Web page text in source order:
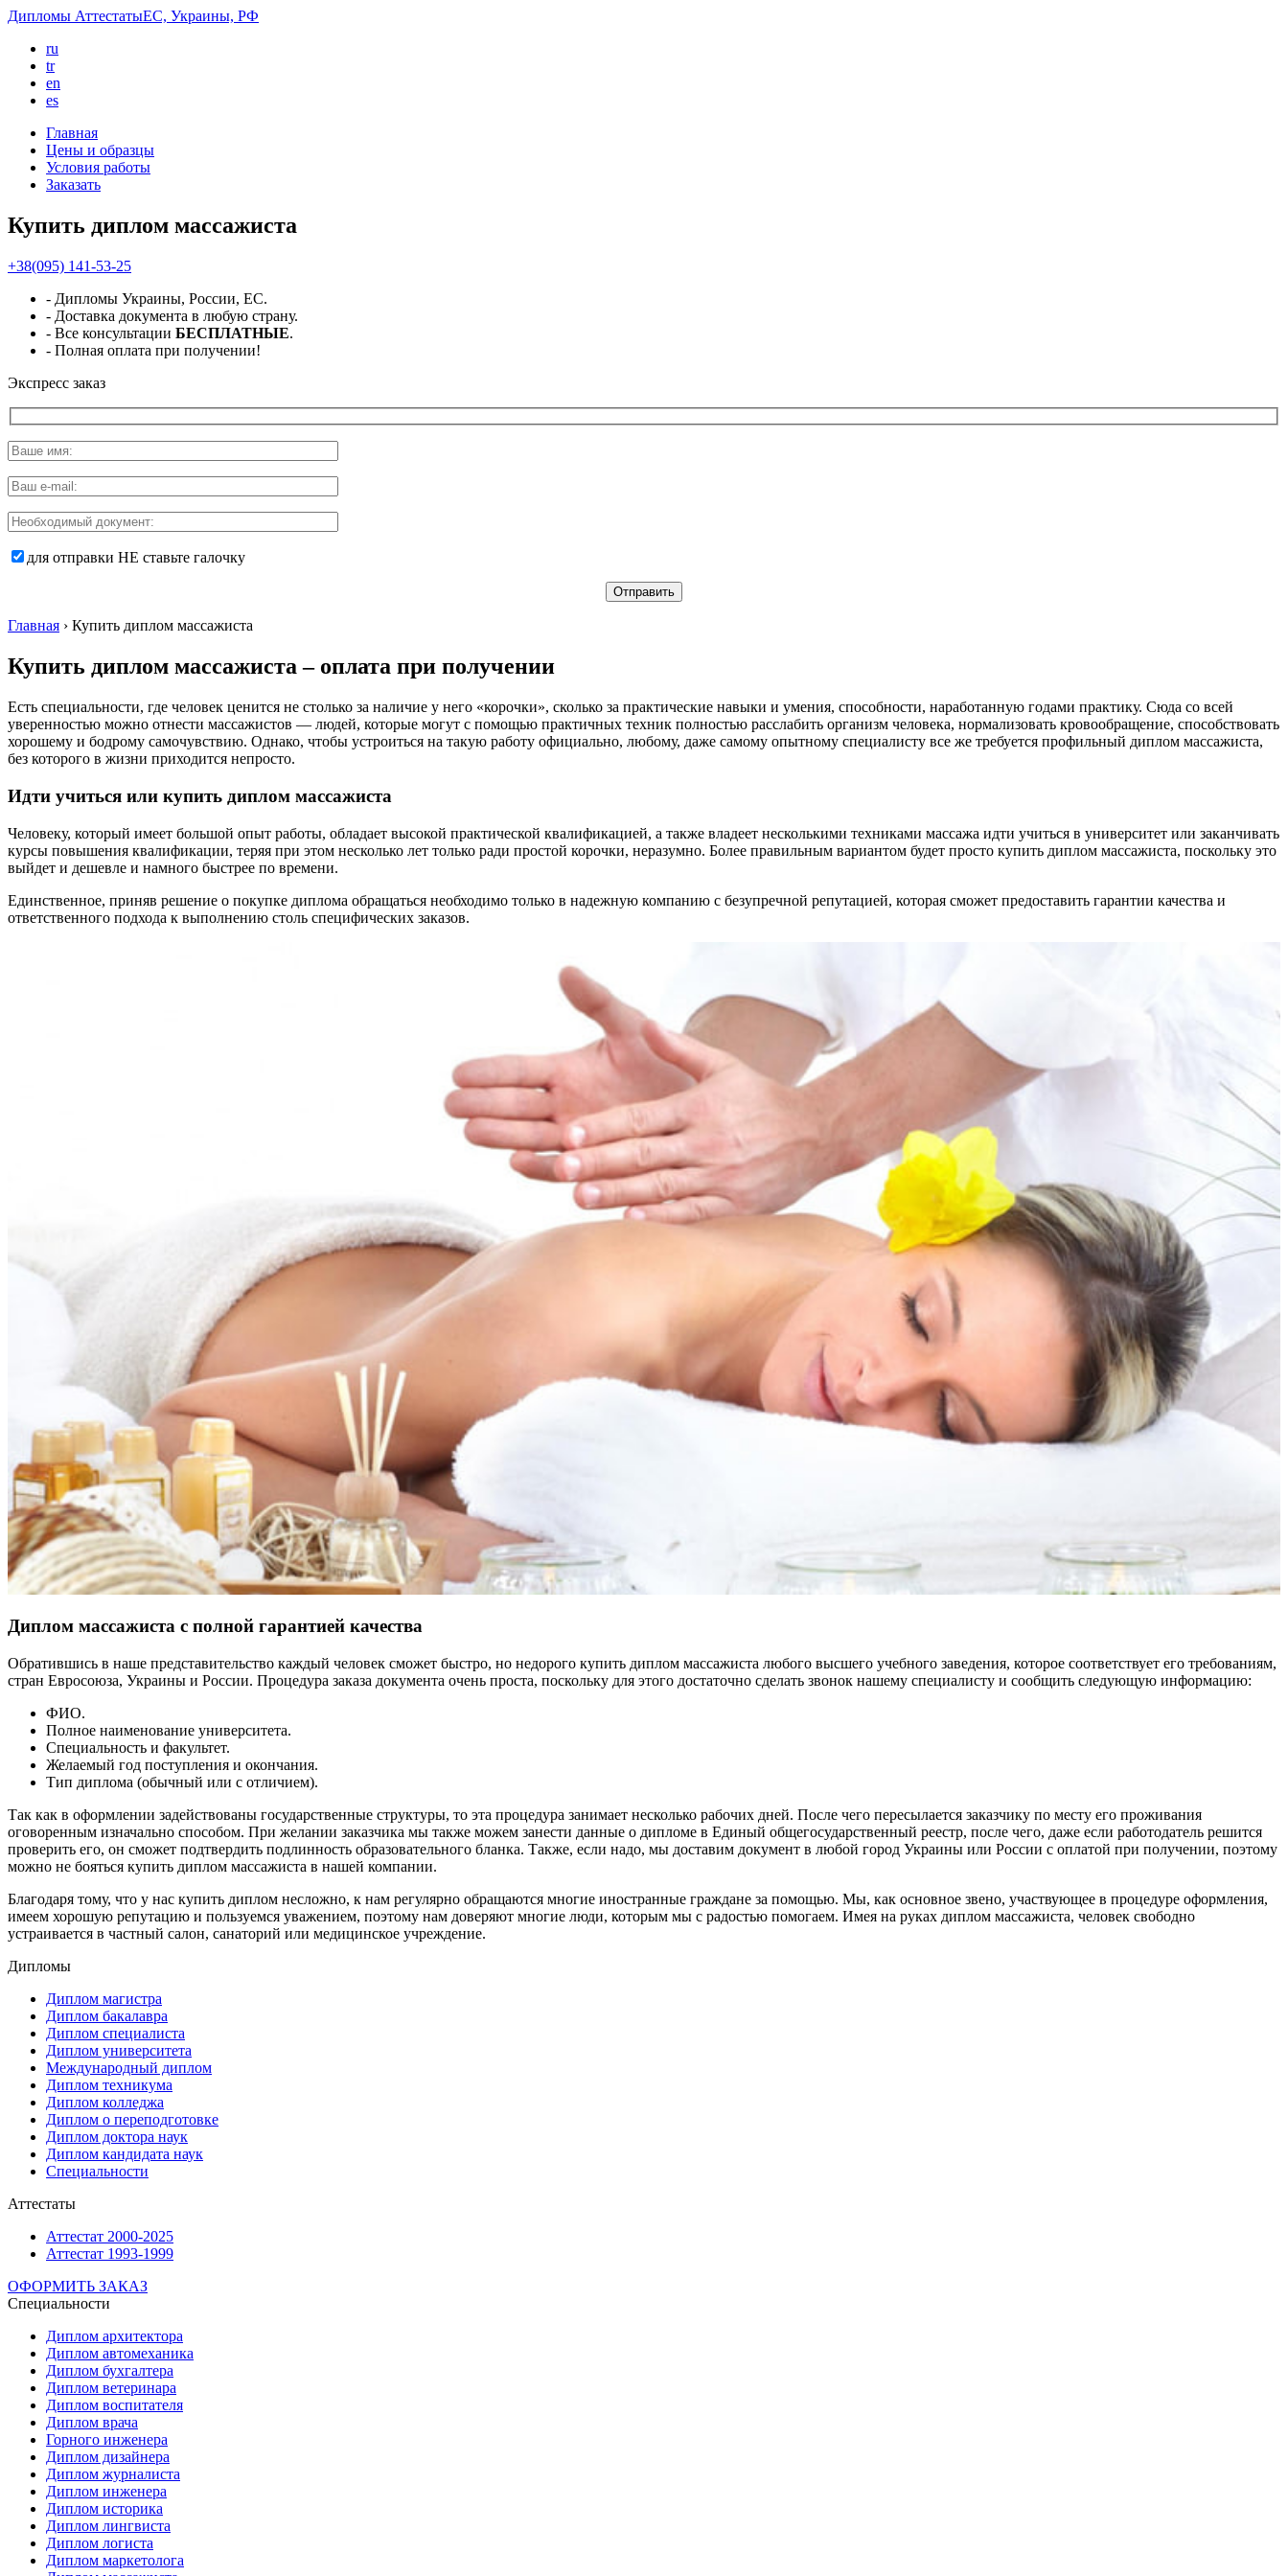
Дипломы АттестатыЕС, Украины, РФ
ru
tr
en
es
Главная
Цены и образцы
Условия работы
Заказать
Купить диплом массажиста
+38(095) 141-53-25
- Дипломы Украины, России, ЕС.
- Доставка документа в любую страну.
- Все консультации БЕСПЛАТНЫЕ.
- Полная оплата при получении!
Экспресс заказ
для отправки НЕ ставьте галочку
Главная › Купить диплом массажиста
Купить диплом массажиста – оплата при получении
Есть специальности, где человек ценится не столько за наличие у него «корочки», сколько за практические навыки и умения, способности, наработанную годами практику. Сюда со всей
уверенностью можно отнести массажистов — людей, которые могут с помощью практичных техник полностью расслабить организм человека, нормализовать кровообращение, способствовать
хорошему и бодрому самочувствию. Однако, чтобы устроиться на такую работу официально, любому, даже самому опытному специалисту все же требуется профильный диплом массажиста,
без которого в жизни приходится непросто.
Идти учиться или купить диплом массажиста
Человеку, который имеет большой опыт работы, обладает высокой практической квалификацией, а также владеет несколькими техниками массажа идти учиться в университет или заканчивать
курсы повышения квалификации, теряя при этом несколько лет только ради простой корочки, неразумно. Более правильным вариантом будет просто купить диплом массажиста, поскольку это
выйдет и дешевле и намного быстрее по времени.
Единственное, приняв решение о покупке диплома обращаться необходимо только в надежную компанию с безупречной репутацией, которая сможет предоставить гарантии качества и
ответственного подхода к выполнению столь специфических заказов.
Диплом массажиста с полной гарантией качества
Обратившись в наше представительство каждый человек сможет быстро, но недорого купить диплом массажиста любого высшего учебного заведения, которое соответствует его требованиям,
стран Евросоюза, Украины и России. Процедура заказа документа очень проста, поскольку для этого достаточно сделать звонок нашему специалисту и сообщить следующую информацию:
ФИО.
Полное наименование университета.
Специальность и факультет.
Желаемый год поступления и окончания.
Тип диплома (обычный или с отличием).
Так как в оформлении задействованы государственные структуры, то эта процедура занимает несколько рабочих дней. После чего пересылается заказчику по месту его проживания
оговоренным изначально способом. При желании заказчика мы также можем занести данные о дипломе в Единый общегосударственный реестр, после чего, даже если работодатель решится
проверить его, он сможет подтвердить подлинность образовательного бланка. Также, если надо, мы доставим документ в любой город Украины или России с оплатой при получении, поэтому
можно не бояться купить диплом массажиста в нашей компании.
Благодаря тому, что у нас купить диплом несложно, к нам регулярно обращаются многие иностранные граждане за помощью. Мы, как основное звено, участвующее в процедуре оформления,
имеем хорошую репутацию и пользуемся уважением, поэтому нам доверяют многие люди, которым мы с радостью помогаем. Имея на руках диплом массажиста, человек свободно
устраивается в частный салон, санаторий или медицинское учреждение.
Дипломы
Диплом магистра
Диплом бакалавра
Диплом специалиста
Диплом университета
Международный диплом
Диплом техникума
Диплом колледжа
Диплом о переподготовке
Диплом доктора наук
Диплом кандидата наук
Специальности
Аттестаты
Аттестат 2000-2025
Аттестат 1993-1999
ОФОРМИТЬ ЗАКАЗ
Специальности
Диплом архитектора
Диплом автомеханика
Диплом бухгалтера
Диплом ветеринара
Диплом воспитателя
Диплом врача
Горного инженера
Диплом дизайнера
Диплом журналиста
Диплом инженера
Диплом историка
Диплом лингвиста
Диплом логиста
Диплом маркетолога